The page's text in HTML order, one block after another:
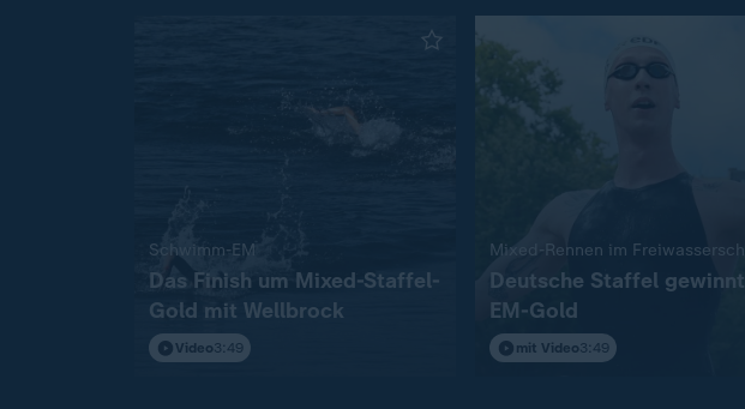
Schwimm-EM
Das Finish um Mixed-Staffel-
Gold mit Wellbrock
Video3:49
Deutsche Staffel gewinnt
EM-Gold
mit Video3:49